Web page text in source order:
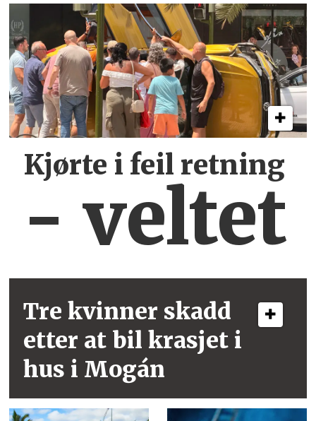
Kjørte i feil retning
- veltet
Tre kvinner skadd
etter at bil krasjet i
hus i Mogán